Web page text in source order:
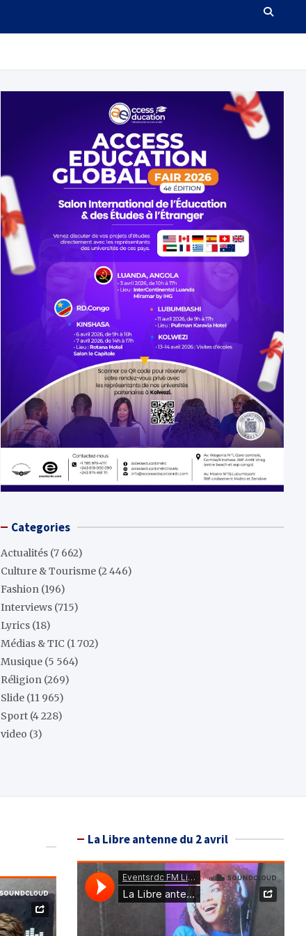
Categories
Actualités (7 662)
Culture & Tourisme (2 446)
Fashion (196)
Interviews (715)
Lyrics (18)
Médias & TIC (1 702)
Musique (5 564)
Réligion (269)
Slide (11 965)
Sport (4 228)
video (3)
La Libre antenne du 2 avril